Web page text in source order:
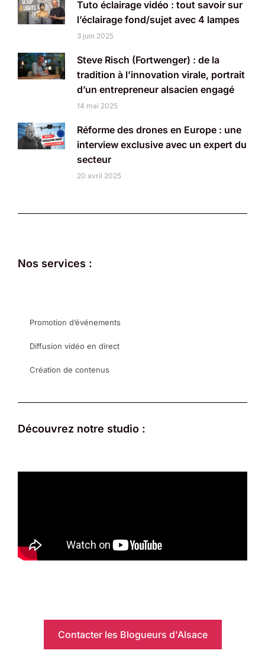
Tuto éclairage vidéo : tout savoir sur
l’éclairage fond/sujet avec 4 lampes
3 juin 2025
Steve Risch (Fortwenger) : de la
tradition à l’innovation virale, portrait
d’un entrepreneur alsacien engagé
14 mai 2025
Réforme des drones en Europe : une
interview exclusive avec un expert du
secteur
20 avril 2025
Nos services :
Promotion d’événements
Diffusion vidéo en direct
Création de contenus
Découvrez notre studio :
Contacter les Blogueurs d'Alsace